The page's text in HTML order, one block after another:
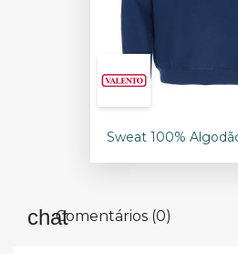
Sweat 100%
Comentários (0)